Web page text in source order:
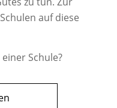
auf diese
Schule?